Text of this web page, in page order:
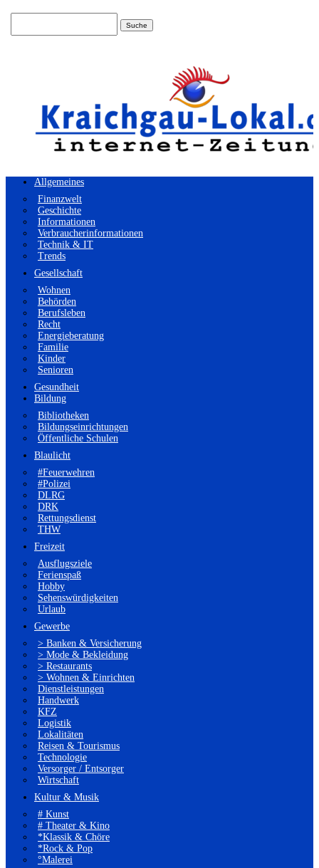
Allgemeines
Finanzwelt
Geschichte
Informationen
Verbraucherinformationen
Technik & IT
Trends
Gesellschaft
Wohnen
Behörden
Berufsleben
Recht
Energieberatung
Familie
Kinder
Senioren
Gesundheit
Bildung
Bibliotheken
Bildungseinrichtungen
Öffentliche Schulen
Blaulicht
#Feuerwehren
#Polizei
DLRG
DRK
Rettungsdienst
THW
Freizeit
Ausflugsziele
Ferienspaß
Hobby
Sehenswürdigkeiten
Urlaub
Gewerbe
> Banken & Versicherung
> Mode & Bekleidung
> Restaurants
> Wohnen & Einrichten
Dienstleistungen
Handwerk
KFZ
Logistik
Lokalitäten
Reisen & Tourismus
Technologie
Versorger / Entsorger
Wirtschaft
Kultur & Musik
# Kunst
# Theater & Kino
*Klassik & Chöre
*Rock & Pop
°Malerei